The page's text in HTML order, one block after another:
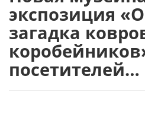
экспозиция
загадка
посетителей…